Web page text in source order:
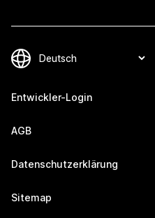
Entwickler-Login
AGB
Datenschutzerklärung
Sitemap